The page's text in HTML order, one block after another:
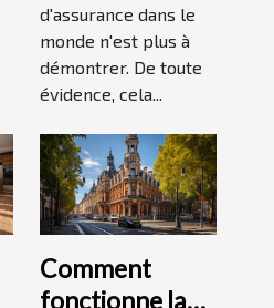
d'assurance dans le
monde n'est plus à
démontrer. De toute
évidence, cela...
Comment
fonctionne la